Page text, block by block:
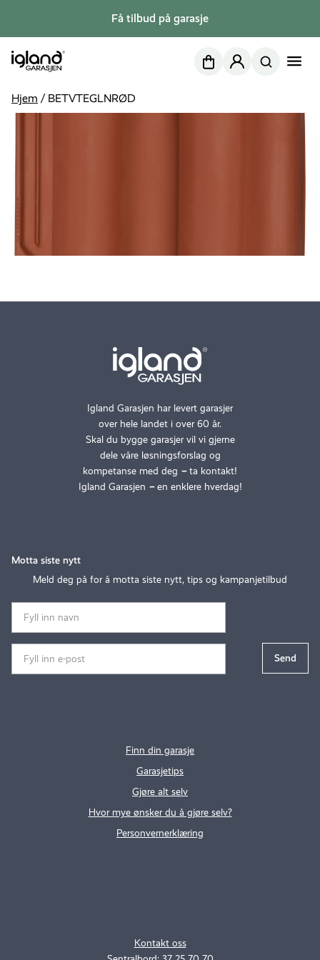
Få tilbud på garasje
NettbutikkMin side
Hjem / BETVTEGLNRØD
Igland Garasjen har levert garasjer
over hele landet i over 60 år.
Skal du bygge garasjer vil vi gjerne
dele våre løsningsforslag og
kompetanse med deg –ta kontakt!
Igland Garasjen –en enklere hverdag!
Kontakt oss
Finn din garasje
Garasjetips
Gjøre alt selv
Hvor mye ønsker du å gjøre selv?
Personvernerklæring
Motta siste nytt
Meld deg på for å motta siste nytt, tips og kampanjetilbud